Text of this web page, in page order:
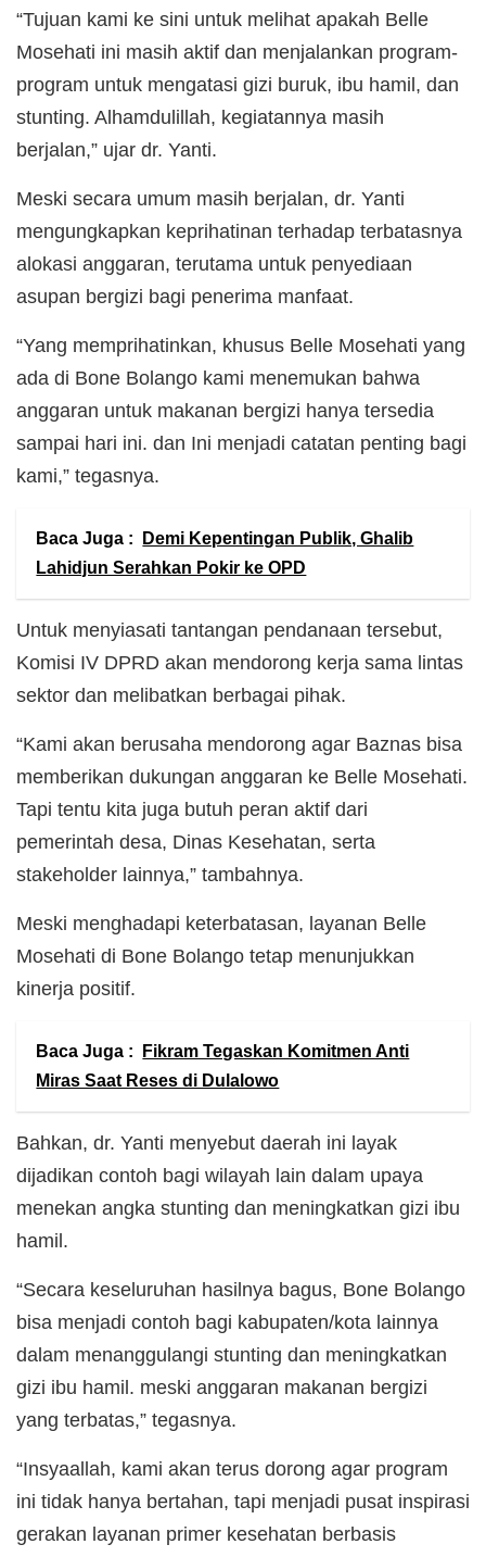
“Tujuan kami ke sini untuk melihat apakah Belle
Mosehati ini masih aktif dan menjalankan program-
program untuk mengatasi gizi buruk, ibu hamil, dan
stunting. Alhamdulillah, kegiatannya masih
berjalan,” ujar dr. Yanti.
Meski secara umum masih berjalan, dr. Yanti
mengungkapkan keprihatinan terhadap terbatasnya
alokasi anggaran, terutama untuk penyediaan
asupan bergizi bagi penerima manfaat.
“Yang memprihatinkan, khusus Belle Mosehati yang
ada di Bone Bolango kami menemukan bahwa
anggaran untuk makanan bergizi hanya tersedia
sampai hari ini. dan Ini menjadi catatan penting bagi
kami,” tegasnya.
Baca Juga :
Demi Kepentingan Publik, Ghalib
Lahidjun Serahkan Pokir ke OPD
Untuk menyiasati tantangan pendanaan tersebut,
Komisi IV DPRD akan mendorong kerja sama lintas
sektor dan melibatkan berbagai pihak.
“Kami akan berusaha mendorong agar Baznas bisa
memberikan dukungan anggaran ke Belle Mosehati.
Tapi tentu kita juga butuh peran aktif dari
pemerintah desa, Dinas Kesehatan, serta
stakeholder lainnya,” tambahnya.
Meski menghadapi keterbatasan, layanan Belle
Mosehati di Bone Bolango tetap menunjukkan
kinerja positif.
Baca Juga :
Fikram Tegaskan Komitmen Anti
Miras Saat Reses di Dulalowo
Bahkan, dr. Yanti menyebut daerah ini layak
dijadikan contoh bagi wilayah lain dalam upaya
menekan angka stunting dan meningkatkan gizi ibu
hamil.
“Secara keseluruhan hasilnya bagus, Bone Bolango
bisa menjadi contoh bagi kabupaten/kota lainnya
dalam menanggulangi stunting dan meningkatkan
gizi ibu hamil. meski anggaran makanan bergizi
yang terbatas,” tegasnya.
“Insyaallah, kami akan terus dorong agar program
ini tidak hanya bertahan, tapi menjadi pusat inspirasi
gerakan layanan primer kesehatan berbasis